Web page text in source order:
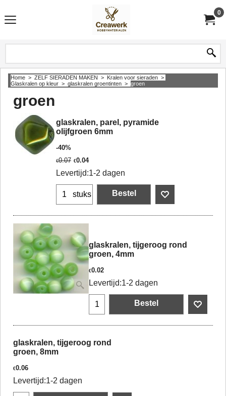
0
Home > ZELF SIERADEN MAKEN > Kralen voor sieraden >
Glaskralen op kleur > glaskralen groentinten > groen
groen
glaskralen, parel, pyramide
olijfgroen 6mm
-40%
€0.07 €0.04
Levertijd:1-2 dagen
stuks Bestel
glaskralen, tijgeroog rond
groen, 4mm
€0.02
Levertijd:1-2 dagen
Bestel
glaskralen, tijgeroog rond
groen, 8mm
€0.06
Levertijd:1-2 dagen